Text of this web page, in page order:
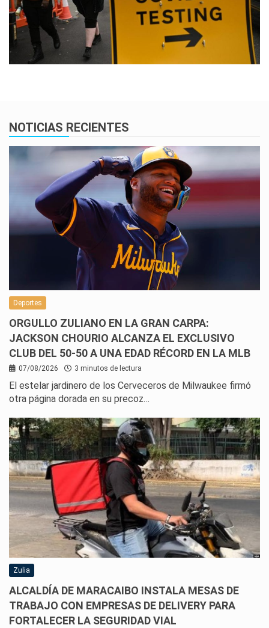
NOTICIAS RECIENTES
Deportes
ORGULLO ZULIANO EN LA GRAN CARPA:
JACKSON CHOURIO ALCANZA EL EXCLUSIVO
CLUB DEL 50-50 A UNA EDAD RÉCORD EN LA MLB
07/08/2026 3 minutos de lectura
El estelar jardinero de los Cerveceros de Milwaukee firmó
otra página dorada en su precoz…
Zulia
ALCALDÍA DE MARACAIBO INSTALA MESAS DE
TRABAJO CON EMPRESAS DE DELIVERY PARA
FORTALECER LA SEGURIDAD VIAL